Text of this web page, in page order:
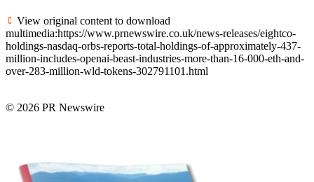
View original content to download
multimedia:https://www.prnewswire.co.uk/news-releases/eightco-
holdings-nasdaq-orbs-reports-total-holdings-of-approximately-437-
million-includes-openai-beast-industries-more-than-16-000-eth-and-
over-283-million-wld-tokens-302791101.html
© 2026 PR Newswire